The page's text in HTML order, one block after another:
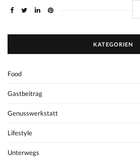
KATEGORIEN
Food
Gastbeitrag
Genusswerkstatt
Lifestyle
Unterwegs